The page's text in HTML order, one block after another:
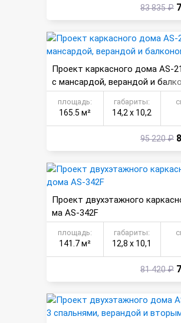
83 835 ₽
Проект каркасного дома AS-
с мансардой, верандой и
площадь:
165.5 м²
габариты:
14,2 х 10,2
95 220 ₽
Проект двухэтажного
ма AS-342F
площадь:
141.7 м²
габариты:
12,8 х 10,1
81 420 ₽